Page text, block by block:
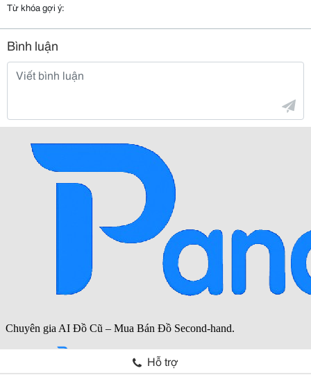
Từ khóa gợi ý:
Bình luận
Hỗ trợ